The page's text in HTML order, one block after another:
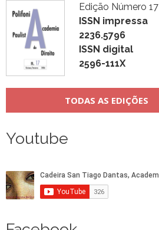
Edição Número 17
ISSN impressa
2236.5796
ISSN digital
2596-111X
TODAS AS EDIÇÕES
Youtube